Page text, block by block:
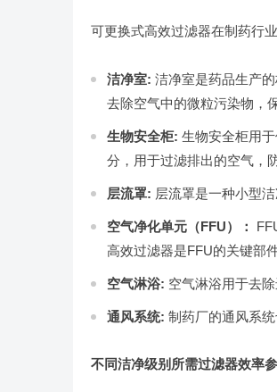
可更换式高效过滤器在制药行
洁净室: 洁净室是药品生产
去除空气中的微粒污染物，
生物安全柜: 生物安全柜用
分，用于过滤排出的空气，
层流罩: 层流罩是一种小型
空气净化单元（FFU）：
高效过滤器是FFU的关键部件
空气淋浴: 空气淋浴用于去
通风系统: 制药厂的通风系
不同洁净级别所需过滤器效率参